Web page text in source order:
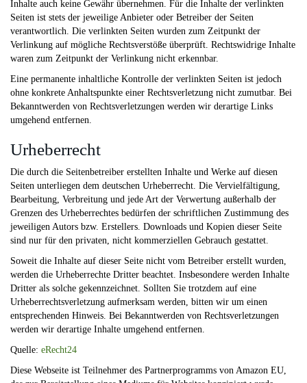
Inhalte auch keine Gewähr übernehmen. Für die Inhalte der verlinkten
Seiten ist stets der jeweilige Anbieter oder Betreiber der Seiten
verantwortlich. Die verlinkten Seiten wurden zum Zeitpunkt der
Verlinkung auf mögliche Rechtsverstöße überprüft. Rechtswidrige Inhalte
waren zum Zeitpunkt der Verlinkung nicht erkennbar.
Eine permanente inhaltliche Kontrolle der verlinkten Seiten ist jedoch
ohne konkrete Anhaltspunkte einer Rechtsverletzung nicht zumutbar. Bei
Bekanntwerden von Rechtsverletzungen werden wir derartige Links
umgehend entfernen.
Urheberrecht
Die durch die Seitenbetreiber erstellten Inhalte und Werke auf diesen
Seiten unterliegen dem deutschen Urheberrecht. Die Vervielfältigung,
Bearbeitung, Verbreitung und jede Art der Verwertung außerhalb der
Grenzen des Urheberrechtes bedürfen der schriftlichen Zustimmung des
jeweiligen Autors bzw. Erstellers. Downloads und Kopien dieser Seite
sind nur für den privaten, nicht kommerziellen Gebrauch gestattet.
Soweit die Inhalte auf dieser Seite nicht vom Betreiber erstellt wurden,
werden die Urheberrechte Dritter beachtet. Insbesondere werden Inhalte
Dritter als solche gekennzeichnet. Sollten Sie trotzdem auf eine
Urheberrechtsverletzung aufmerksam werden, bitten wir um einen
entsprechenden Hinweis. Bei Bekanntwerden von Rechtsverletzungen
werden wir derartige Inhalte umgehend entfernen.
Quelle: eRecht24
Diese Webseite ist Teilnehmer des Partnerprogramms von Amazon EU,